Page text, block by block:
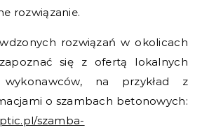
rozwiązanie.
rozwiązań w okolicach
się z ofertą lokalnych
na przykład z
o szambach betonowych:
szamba-